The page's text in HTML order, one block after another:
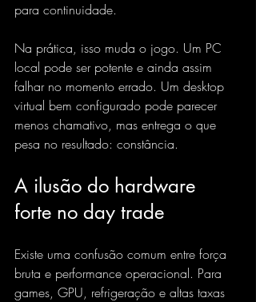
para continuidade.
Na prática, isso muda o jogo. Um PC
local pode ser potente e ainda assim
falhar no momento errado. Um desktop
virtual bem configurado pode parecer
menos chamativo, mas entrega o que
pesa no resultado: constância.
A ilusão do hardware
forte no day trade
Existe uma confusão comum entre força
bruta e performance operacional. Para
games, GPU, refrigeração e altas taxas